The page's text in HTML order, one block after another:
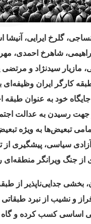
گلرخ ایرایی، آنیشا
شاهرخ احمدی،
مازیار سیدنژاد و
کارگر ایران
خود به عنوان
جهت رسیدن به عدالت
تبعیض‌ها به ویژه
آزادی سیاسی، پیشگیری
جنگ ویرانگر منطقه‌ای
بخشی جدایی‌ناپذیر از
و نشیب از نبرد
اساسی کسب کرده و